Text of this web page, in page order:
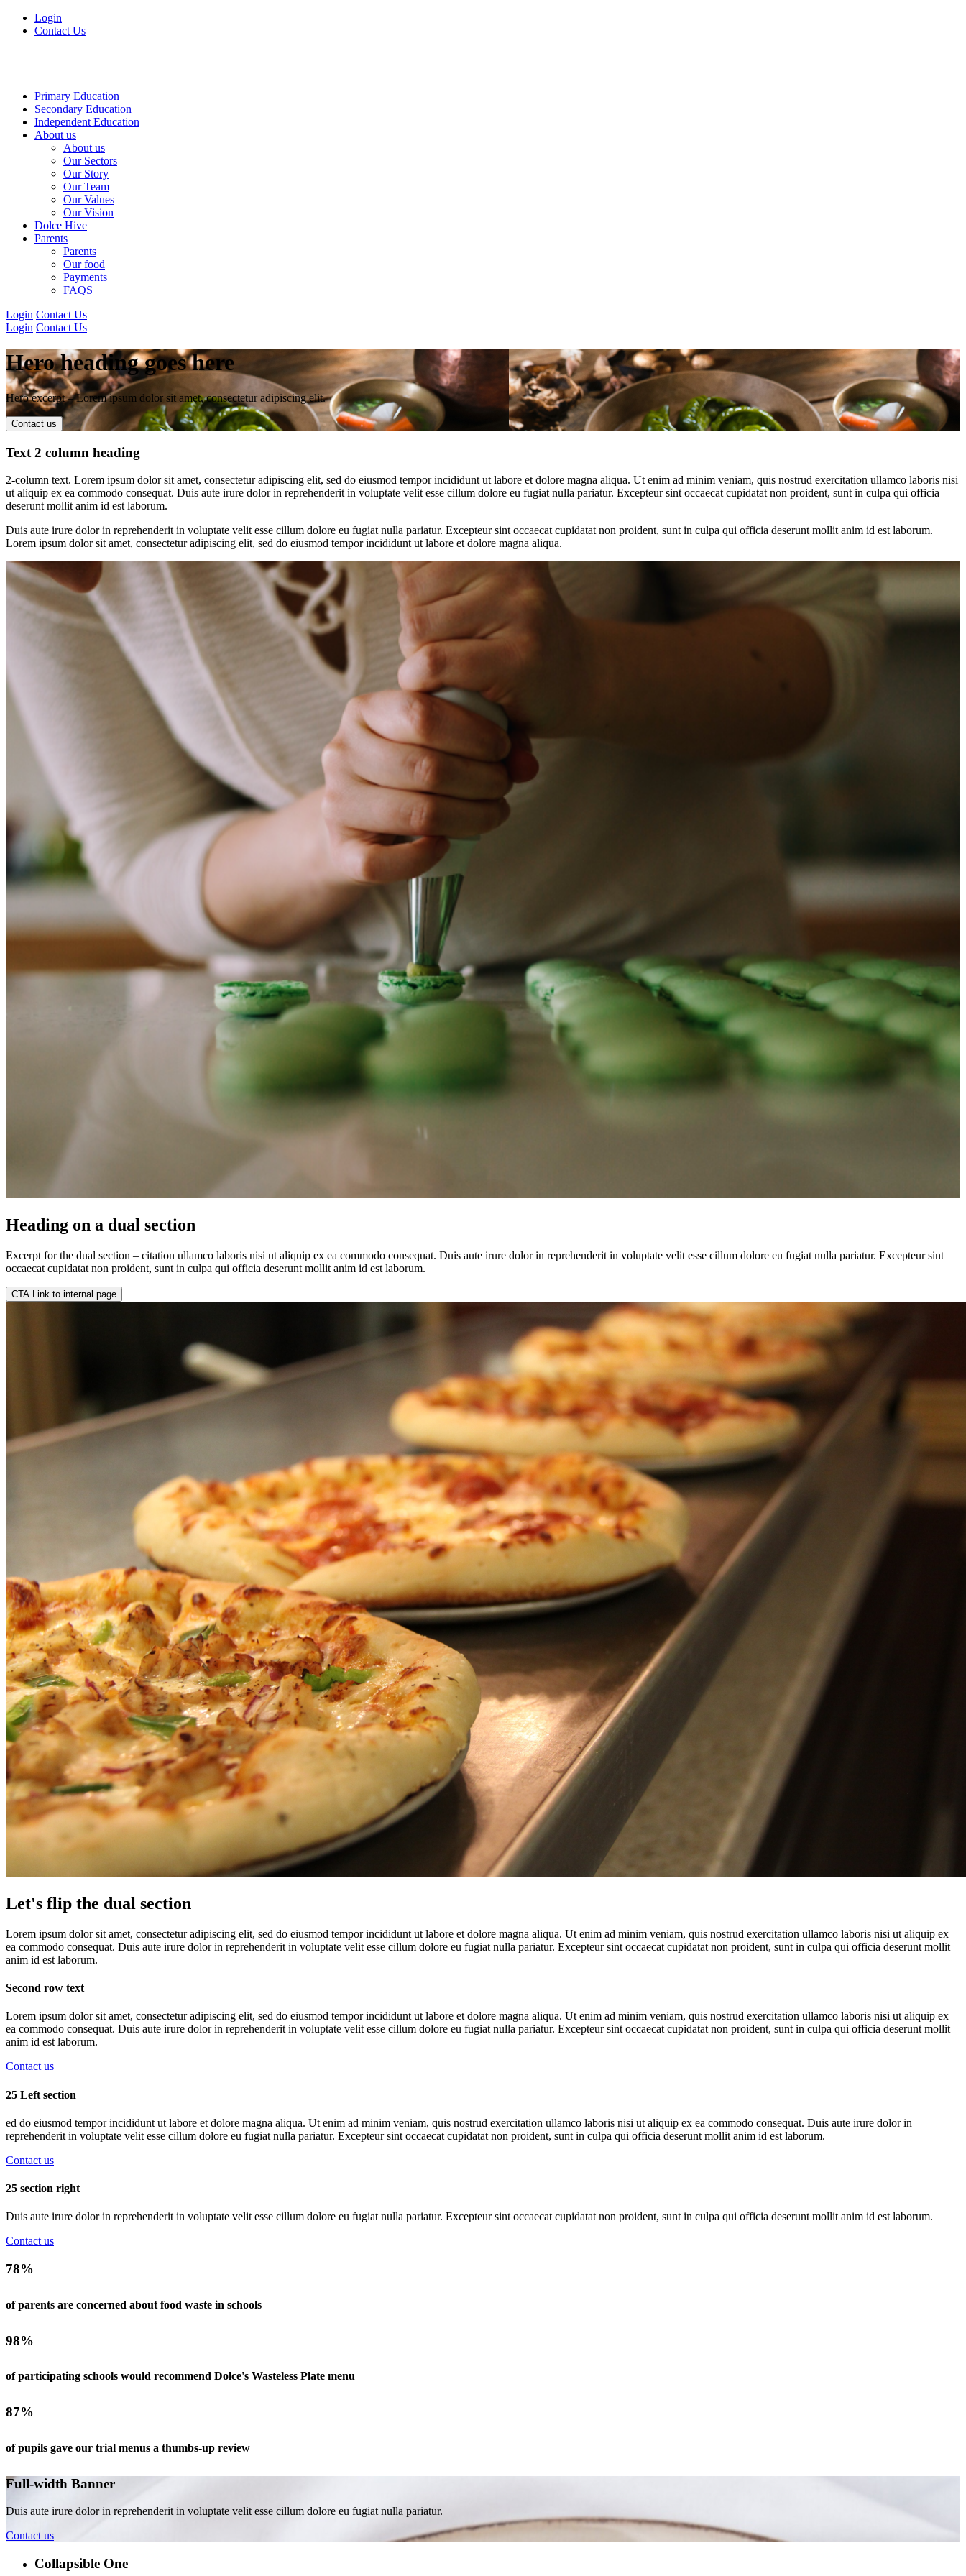
Login
Contact Us
Primary Education
Secondary Education
Independent Education
About us
About us
Our Sectors
Our Story
Our Team
Our Values
Our Vision
Dolce Hive
Parents
Parents
Our food
Payments
FAQS
Login Contact Us
Login Contact Us
Hero heading goes here
Hero excerpt – Lorem ipsum dolor sit amet, consectetur adipiscing elit.
Contact us
Text 2 column heading
2-column text. Lorem ipsum dolor sit amet, consectetur adipiscing elit, sed do eiusmod tempor incididunt ut labore et dolore magna aliqua. Ut enim ad minim veniam, quis nostrud exercitation ullamco laboris nisi
ut aliquip ex ea commodo consequat. Duis aute irure dolor in reprehenderit in voluptate velit esse cillum dolore eu fugiat nulla pariatur. Excepteur sint occaecat cupidatat non proident, sunt in culpa qui officia
deserunt mollit anim id est laborum.
Duis aute irure dolor in reprehenderit in voluptate velit esse cillum dolore eu fugiat nulla pariatur. Excepteur sint occaecat cupidatat non proident, sunt in culpa qui officia deserunt mollit anim id est laborum.
Lorem ipsum dolor sit amet, consectetur adipiscing elit, sed do eiusmod tempor incididunt ut labore et dolore magna aliqua.
Heading on a dual section
Excerpt for the dual section – citation ullamco laboris nisi ut aliquip ex ea commodo consequat. Duis aute irure dolor in reprehenderit in voluptate velit esse cillum dolore eu fugiat nulla pariatur. Excepteur sint
occaecat cupidatat non proident, sunt in culpa qui officia deserunt mollit anim id est laborum.
CTA Link to internal page
Let's flip the dual section
Lorem ipsum dolor sit amet, consectetur adipiscing elit, sed do eiusmod tempor incididunt ut labore et dolore magna aliqua. Ut enim ad minim veniam, quis nostrud exercitation ullamco laboris nisi ut aliquip ex
ea commodo consequat. Duis aute irure dolor in reprehenderit in voluptate velit esse cillum dolore eu fugiat nulla pariatur. Excepteur sint occaecat cupidatat non proident, sunt in culpa qui officia deserunt mollit
anim id est laborum.
Second row text
Lorem ipsum dolor sit amet, consectetur adipiscing elit, sed do eiusmod tempor incididunt ut labore et dolore magna aliqua. Ut enim ad minim veniam, quis nostrud exercitation ullamco laboris nisi ut aliquip ex
ea commodo consequat. Duis aute irure dolor in reprehenderit in voluptate velit esse cillum dolore eu fugiat nulla pariatur. Excepteur sint occaecat cupidatat non proident, sunt in culpa qui officia deserunt mollit
anim id est laborum.
Contact us
25 Left section
ed do eiusmod tempor incididunt ut labore et dolore magna aliqua. Ut enim ad minim veniam, quis nostrud exercitation ullamco laboris nisi ut aliquip ex ea commodo consequat. Duis aute irure dolor in
reprehenderit in voluptate velit esse cillum dolore eu fugiat nulla pariatur. Excepteur sint occaecat cupidatat non proident, sunt in culpa qui officia deserunt mollit anim id est laborum.
Contact us
25 section right
Duis aute irure dolor in reprehenderit in voluptate velit esse cillum dolore eu fugiat nulla pariatur. Excepteur sint occaecat cupidatat non proident, sunt in culpa qui officia deserunt mollit anim id est laborum.
Contact us
78%
of parents are concerned about food waste in schools
98%
of participating schools would recommend Dolce's Wasteless Plate menu
87%
of pupils gave our trial menus a thumbs-up review
Full-width Banner
Duis aute irure dolor in reprehenderit in voluptate velit esse cillum dolore eu fugiat nulla pariatur.
Contact us
Collapsible One